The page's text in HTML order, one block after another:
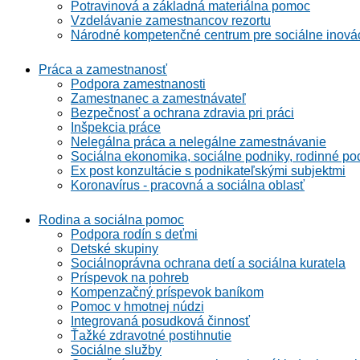
Potravinová a základná materiálna pomoc
Vzdelávanie zamestnancov rezortu
Národné kompetenčné centrum pre sociálne
Práca a zamestnanosť
Podpora zamestnanosti
Zamestnanec a zamestnávateľ
Bezpečnosť a ochrana zdravia pri práci
Inšpekcia práce
Nelegálna práca a nelegálne zamestnávanie
Sociálna ekonomika, sociálne podniky, rodinné
Ex post konzultácie s podnikateľskými subjektmi
Koronavírus - pracovná a sociálna oblasť
Rodina a sociálna pomoc
Podpora rodín s deťmi
Detské skupiny
Sociálnoprávna ochrana detí a sociálna kuratela
Príspevok na pohreb
Kompenzačný príspevok baníkom
Pomoc v hmotnej núdzi
Integrovaná posudková činnosť
Ťažké zdravotné postihnutie
Sociálne služby